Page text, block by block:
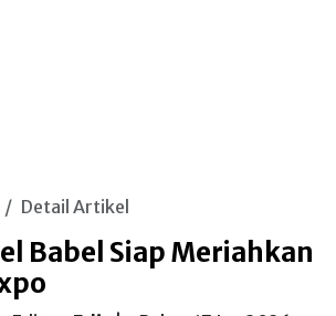
Detail Artikel
Babel Siap Meriahkan